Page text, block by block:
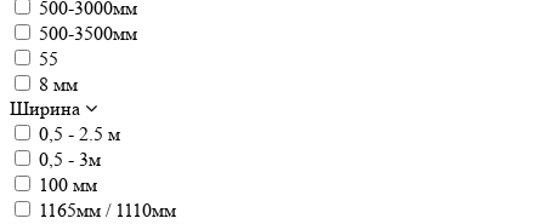
500-3000мм
500-3500мм
55
8 мм
Ширина
0,5 - 2.5 м
0,5 - 3м
100 мм
1165мм / 1110мм